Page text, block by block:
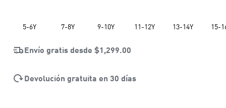
5-6Y 7-8Y 9-10Y 11-12Y 13-14Y 15-
Envío gratis desde $1,299.00
Devolución gratuita en 30 días